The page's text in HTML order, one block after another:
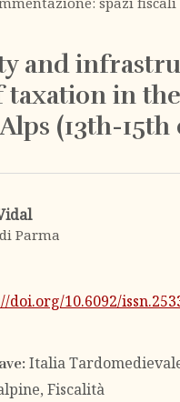
and
taxation in
(13th-
Parma
doi.org/10.6092/
Italia
Fiscalità